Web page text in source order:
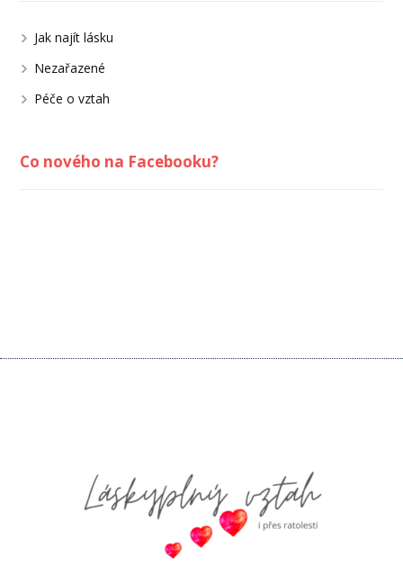
Jak najít lásku
Nezařazené
Péče o vztah
Co nového na Facebooku?